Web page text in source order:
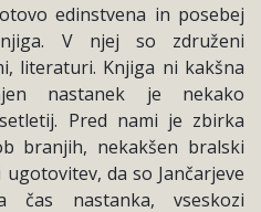
edinstvena in posebej
V njej so združeni
literaturi. Knjiga ni kakšna
nastanek je nekako
Pred nami je zbirka
branjih, nekakšen bralski
da so Jančarjeve
čas nastanka, vseskozi